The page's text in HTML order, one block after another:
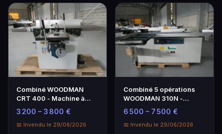
Combiné WOODMAN
CRT 400 - Machine à
bois 3 opérations
3 200 – 3 800 €
📅 Invendu le 29/06/2026
Combiné 5 opérations
WOODMAN 310N -
Performance et
Polyvalence
6 500 – 7 500 €
📅 Invendu le 29/06/2026